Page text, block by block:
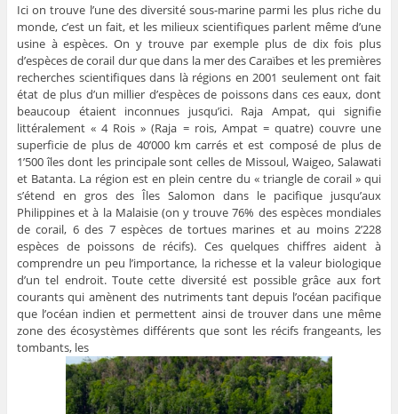
Ici on trouve l’une des diversité sous-marine parmi les plus riche du
monde, c’est un fait, et les milieux scientifiques parlent même d’une
usine à espèces. On y trouve par exemple plus de dix fois plus
d’espèces de corail dur que dans la mer des Caraïbes et les premières
recherches scientifiques dans là régions en 2001 seulement ont fait
état de plus d’un millier d’espèces de poissons dans ces eaux, dont
beaucoup étaient inconnues jusqu’ici. Raja Ampat, qui signifie
littéralement « 4 Rois » (Raja = rois, Ampat = quatre) couvre une
superficie de plus de 40’000 km carrés et est composé de plus de
1’500 îles dont les principale sont celles de Missoul, Waigeo, Salawati
et Batanta. La région est en plein centre du « triangle de corail » qui
s’étend en gros des Îles Salomon dans le pacifique jusqu’aux
Philippines et à la Malaisie (on y trouve 76% des espèces mondiales
de corail, 6 des 7 espèces de tortues marines et au moins 2’228
espèces de poissons de récifs). Ces quelques chiffres aident à
comprendre un peu l’importance, la richesse et la valeur biologique
d’un tel endroit. Toute cette diversité est possible grâce aux fort
courants qui amènent des nutriments tant depuis l’océan pacifique
que l’océan indien et permettent ainsi de trouver dans une même
zone des écosystèmes différents que sont les récifs frangeants, les
tombants, les